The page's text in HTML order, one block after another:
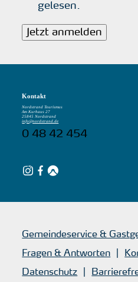
gelesen.
Jetzt anmelden
Kontakt
Nordstrand Tourismus
Am Kurhaus 27
25845 Nordstrand
info@nordstrand.de
0 48 42 454
Gemeindeservice &
Fragen & Antworten
Datenschutz